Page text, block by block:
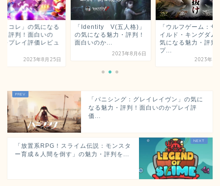
ロコレ」の気になる
・評判！面白いの
をプレイ評価レビュ
2023年8月25日
「Identity V(五人格)」
の気になる魅力・評判！
面白いのか...
2023年8月6日
「ウルフゲーム：ザ
イルド・キングダム
気になる魅力・評判
プ...
2023年7
「パニシング：グレイレイヴン」の気に
なる魅力・評判！面白いのかプレイ評
価...
「放置系RPG！スライム伝説：モンスタ
ー育成＆人間を倒す」の魅力・評判を...